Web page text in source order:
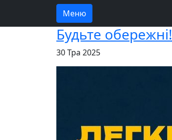
Меню
Будьте обережні!
30 Тра 2025